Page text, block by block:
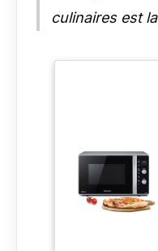
culinaires est